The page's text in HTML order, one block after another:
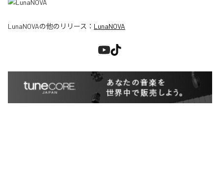
LunaNOVAの他のリリース： LunaNOVA